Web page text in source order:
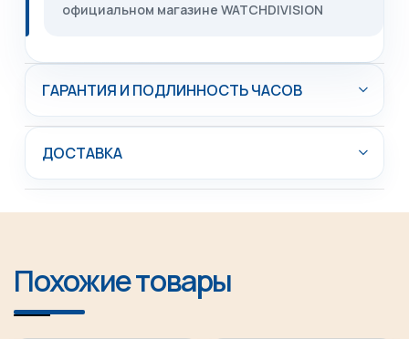
официальном магазине WATCHDIVISION
ГАРАНТИЯ И ПОДЛИННОСТЬ ЧАСОВ
ДОСТАВКА
Похожие товары